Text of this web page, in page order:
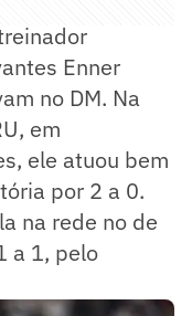
Enner
no DM. Na
em
ele atuou bem
por 2 a 0.
na rede no de
a 1, pelo